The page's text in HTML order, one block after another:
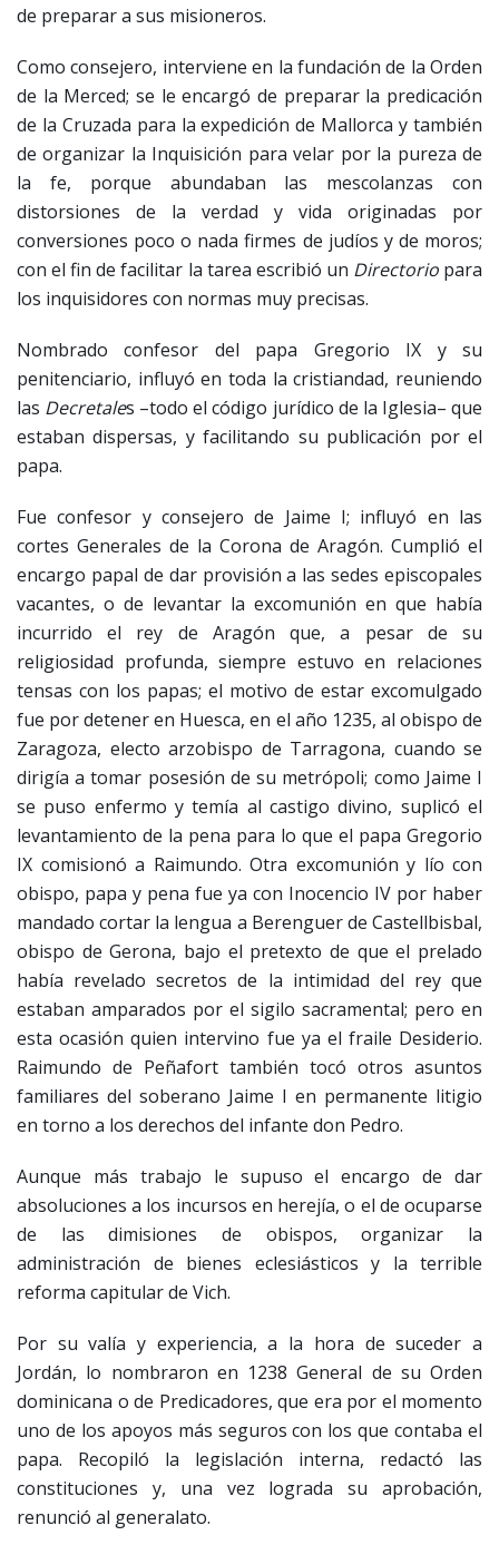
de preparar a sus misioneros.
Como consejero, interviene en la fundación de la Orden
de la Merced; se le encargó de preparar la predicación
de la Cruzada para la expedición de Mallorca y también
de organizar la Inquisición para velar por la pureza de
la fe, porque abundaban las mescolanzas con
distorsiones de la verdad y vida originadas por
conversiones poco o nada firmes de judíos y de moros;
con el fin de facilitar la tarea escribió un Directoriopara
los inquisidores con normas muy precisas.
Nombrado confesor del papa Gregorio IX y su
penitenciario, influyó en toda la cristiandad, reuniendo
las Decretales –todo el código jurídico de la Iglesia– que
estaban dispersas, y facilitando su publicación por el
papa.
Fue confesor y consejero de Jaime I; influyó en las
cortes Generales de la Corona de Aragón. Cumplió el
encargo papal de dar provisión a las sedes episcopales
vacantes, o de levantar la excomunión en que había
incurrido el rey de Aragón que, a pesar de su
religiosidad profunda, siempre estuvo en relaciones
tensas con los papas; el motivo de estar excomulgado
fue por detener en Huesca, en el año 1235, al obispo de
Zaragoza, electo arzobispo de Tarragona, cuando se
dirigía a tomar posesión de su metrópoli; como Jaime I
se puso enfermo y temía al castigo divino, suplicó el
levantamiento de la pena para lo que el papa Gregorio
IX comisionó a Raimundo. Otra excomunión y lío con
obispo, papa y pena fue ya con Inocencio IV por haber
mandado cortar la lengua a Berenguer de Castellbisbal,
obispo de Gerona, bajo el pretexto de que el prelado
había revelado secretos de la intimidad del rey que
estaban amparados por el sigilo sacramental; pero en
esta ocasión quien intervino fue ya el fraile Desiderio.
Raimundo de Peñafort también tocó otros asuntos
familiares del soberano Jaime I en permanente litigio
en torno a los derechos del infante don Pedro.
Aunque más trabajo le supuso el encargo de dar
absoluciones a los incursos en herejía, o el de ocuparse
de las dimisiones de obispos, organizar la
administración de bienes eclesiásticos y la terrible
reforma capitular de Vich.
Por su valía y experiencia, a la hora de suceder a
Jordán, lo nombraron en 1238 General de su Orden
dominicana o de Predicadores, que era por el momento
uno de los apoyos más seguros con los que contaba el
papa. Recopiló la legislación interna, redactó las
constituciones y, una vez lograda su aprobación,
renunció al generalato.